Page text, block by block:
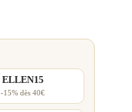
ELLEN15
-15% dès 40€